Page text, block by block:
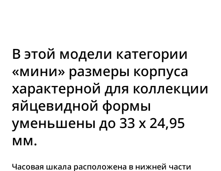
В этой модели категории
«мини» размеры корпуса
характерной для коллекции
яйцевидной формы
уменьшены до 33 x 24,95
мм.
Часовая шкала расположена в нижней части